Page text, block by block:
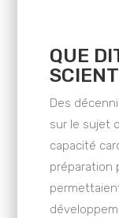
QUE
Des
sur le sujet
capacité
préparation